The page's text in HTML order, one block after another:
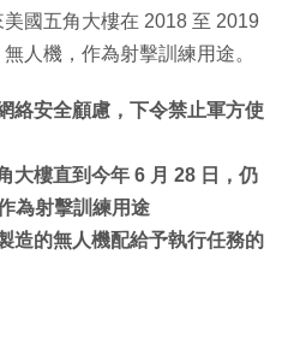
國五角大樓在 2018 至 2019
人機，作為射擊訓練用途。
絡安全顧慮，下令禁止軍方使
大樓直到今年 6 月 28 日，仍
為射擊訓練用途
造的無人機配給予執行任務的